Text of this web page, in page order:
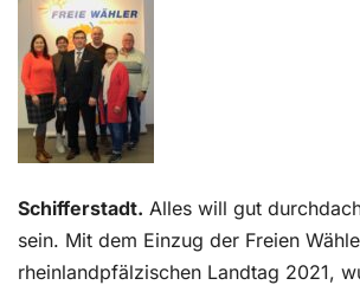
Schifferstadt. Alles will gut
sein. Mit dem Einzug der Freien
rheinlandpfälzischen Landtag 2021,